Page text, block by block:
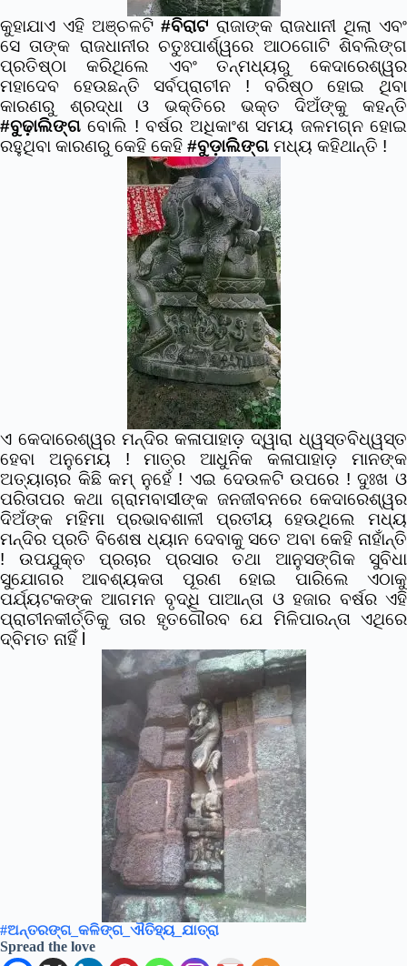
କୁହାଯାଏ ଏହି ଅଞ୍ଚଳଟି#ବିରାଟ ରାଜାଙ୍କ ରାଜଧାନୀ ଥିଲା ଏବଂ
ସେ ତାଙ୍କ ରାଜଧାନୀର ଚତୁଃପାର୍ଶ୍ୱରେ ଆଠଗୋଟି ଶିବଲିଙ୍ଗ
ପ୍ରତିଷ୍ଠା କରିଥିଲେ ଏବଂ ତନ୍ମଧ୍ୟରୁ କେଦାରେଶ୍ୱର
ମହାଦେବ ହେଉଛନ୍ତି ସର୍ବପ୍ରାଚୀନ ! ବରିଷ୍ଠ ହୋଇ ଥିବା
କାରଣରୁ ଶ୍ରଦ୍ଧା ଓ ଭକ୍ତିରେ ଭକ୍ତ ଦିଅଁଙ୍କୁ କହନ୍ତି
#ବୁଢ଼ାଲିଙ୍ଗ ବୋଲି ! ବର୍ଷର ଅଧିକାଂଶ ସମୟ ଜଳମଗ୍ନ ହୋଇ
ରହୁଥିବା କାରଣରୁ କେହି କେହି #ବୁଡ଼ାଲିଙ୍ଗ ମଧ୍ୟ କହିଥାନ୍ତି !
ଏ କେଦାରେଶ୍ୱର ମନ୍ଦିର କଳାପାହାଡ଼ ଦ୍ୱାରା ଧ୍ୱସ୍ତବିଧ୍ୱସ୍ତ
ହେବା ଅନୁମେୟ ! ମାତ୍ର ଆଧୁନିକ କଳାପାହାଡ଼ ମାନଙ୍କ
ଅତ୍ୟାଚାର କିଛି କମ୍ ନୁହେଁ ! ଏଇ ଦେଉଳଟି ଉପରେ ! ଦୁଃଖ ଓ
ପରିତାପର କଥା ଗ୍ରାମବାସୀଙ୍କ ଜନଜୀବନରେ କେଦାରେଶ୍ୱର
ଦିଅଁଙ୍କ ମହିମା ପ୍ରଭାବଶାଳୀ ପ୍ରତୀୟ ହେଉଥିଲେ ମଧ୍ୟ
ମନ୍ଦିର ପ୍ରତି ବିଶେଷ ଧ୍ୟାନ ଦେବାକୁ ସତେ ଅବା କେହି ନାହାଁନ୍ତି
! ଉପଯୁକ୍ତ ପ୍ରଚାର ପ୍ରସାର ତଥା ଆନୁସଙ୍ଗିକ ସୁବିଧା
ସୁଯୋଗର ଆବଶ୍ୟକତା ପୂରଣ ହୋଇ ପାରିଲେ ଏଠାକୁ
ପର୍ଯ୍ୟଟକଙ୍କ ଆଗମନ ବୃଦ୍ଧି ପାଆନ୍ତା ଓ ହଜାର ବର୍ଷର ଏହି
ପ୍ରାଚୀନକୀର୍ତ୍ତିକୁ ତାର ହୃତଗୌରବ ଯେ ମିଳିପାରନ୍ତା ଏଥିରେ
ଦ୍ବିମତ ନାହିଁ l
#ଅନ୍ତରଙ୍ଗ_କଳିଙ୍ଗ_ଐତିହ୍ୟ_ଯାତ୍ରା
Spread the love